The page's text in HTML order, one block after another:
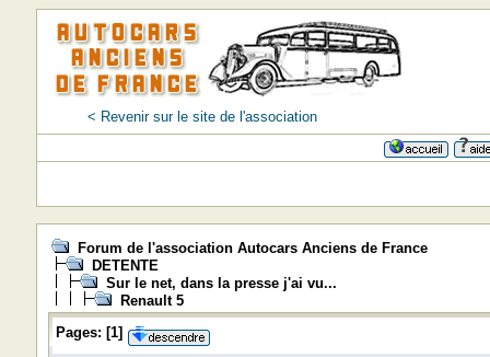
< Revenir sur le site de l'association
Forum de l'association Autocars Anciens de France
DETENTE
Sur le net, dans la presse j'ai vu...
Renault 5
Pages: [1]